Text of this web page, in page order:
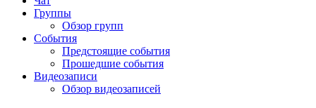
Группы
Обзор групп
События
Предстоящие события
Прошедшие события
Видеозаписи
Обзор видеозаписей